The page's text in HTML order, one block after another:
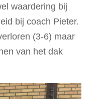
waardering bij
bij coach Pieter.
(3-6) maar
van het dak